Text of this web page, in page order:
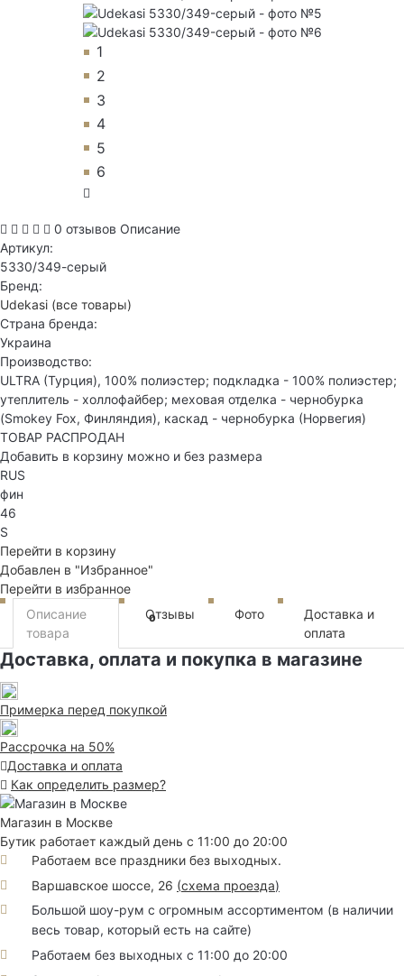
1
2
3
4
5
6
0 отзывов Описание
Артикул:
5330/349-серый
Бренд:
Udekasi (все товары)
Страна бренда:
Украина
Производство:
ULTRA (Турция), 100% полиэстер; подкладка - 100% полиэстер;
утеплитель - холлофайбер; меховая отделка - чернобурка
(Smokey Fox, Финляндия), каскад - чернобурка (Норвегия)
ТОВАР РАСПРОДАН
Добавить в корзину можно и без размера
RUS
фин
46
S
Перейти в корзину
Добавлен в "Избранное"
Перейти в избранное
Описание
товара
Отзывы
0 Фото
Доставка и
оплата
Доставка, оплата и покупка в магазине
Примерка перед покупкой
Рассрочка на 50%
Доставка и оплата
Как определить размер?
Магазин в Москве
Бутик работает каждый день с 11:00 до 20:00
Работаем все праздники без выходных.
Варшавское шоссе, 26 (схема проезда)
Большой шоу-рум с огромным ассортиментом (в наличии
весь товар, который есть на сайте)
Работаем без выходных с 11:00 до 20:00